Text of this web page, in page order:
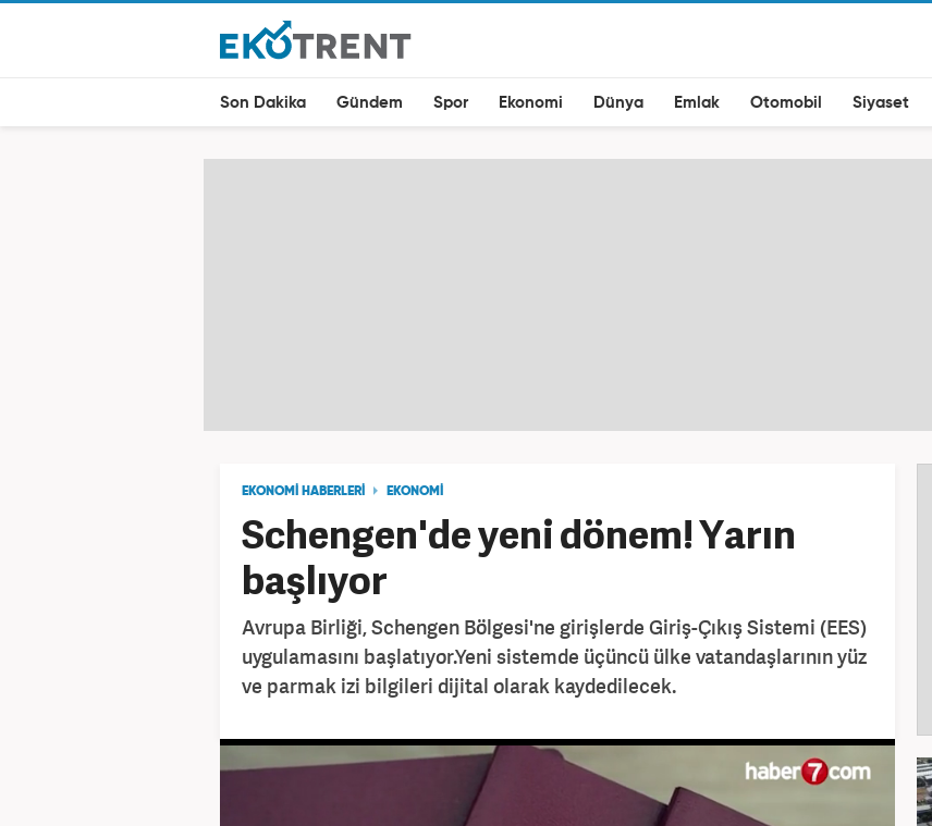
Son Dakika Gündem Spor Ekonomi Dünya Emlak Otomobil Siyaset
EKONOMİ HABERLERİ EKONOMİ
Schengen'de yeni dönem! Yarın
başlıyor
Avrupa Birliği, Schengen Bölgesi'ne girişlerde Giriş-Çıkış Sistemi (EES)
uygulamasını başlatıyor.Yeni sistemde üçüncü ülke vatandaşlarının yüz
ve parmak izi bilgileri dijital olarak kaydedilecek.